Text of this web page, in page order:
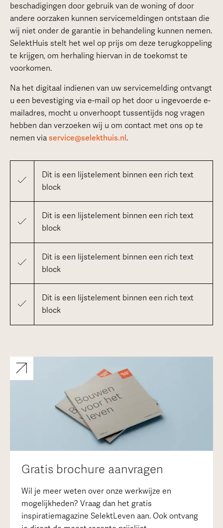
beschadigingen door gebruik van de woning of door
andere oorzaken kunnen servicemeldingen ontstaan die
wij niet onder de garantie in behandeling kunnen nemen.
SelektHuis stelt het wel op prijs om deze terugkoppeling
te krijgen, om herhaling hiervan in de toekomst te
voorkomen.
Na het digitaal indienen van uw servicemelding ontvangt
u een bevestiging via e-mail op het door u ingevoerde e-
mailadres, mocht u onverhoopt tussentijds nog vragen
hebben dan verzoeken wij u om contact met ons op te
nemen via service@selekthuis.nl.
Dit is een lijstelement binnen een rich text
block
Dit is een lijstelement binnen een rich text
block
Dit is een lijstelement binnen een rich text
block
Dit is een lijstelement binnen een rich text
block
Gratis brochure aanvragen
Wil je meer weten over onze werkwijze en
mogelijkheden? Vraag dan het gratis
inspiratiemagazine SelektLeven aan. Ook ontvang